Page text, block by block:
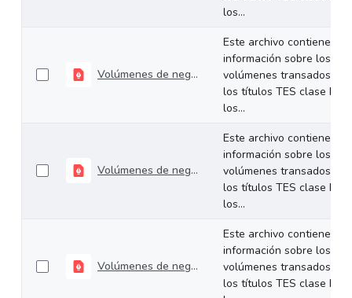
los...
Volúmenes de negociación del 15 al 18 de octubre de 2024
Este archivo contiene
información sobre los
volúmenes transados de
los títulos TES clase B en
los...
Volúmenes de negociación del 7 al 11 de octubre de 2024
Este archivo contiene
información sobre los
volúmenes transados de
los títulos TES clase B en
los...
Volúmenes de negociación del 30 de septiembre al 4 de octubre de 2024
Este archivo contiene
información sobre los
volúmenes transados de
los títulos TES clase B en